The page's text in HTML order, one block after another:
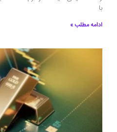
با
ادامه مطلب »